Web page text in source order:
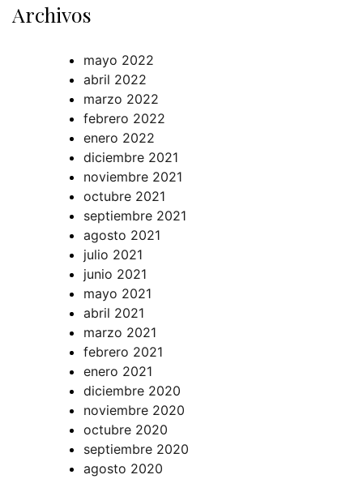
Archivos
mayo 2022
abril 2022
marzo 2022
febrero 2022
enero 2022
diciembre 2021
noviembre 2021
octubre 2021
septiembre 2021
agosto 2021
julio 2021
junio 2021
mayo 2021
abril 2021
marzo 2021
febrero 2021
enero 2021
diciembre 2020
noviembre 2020
octubre 2020
septiembre 2020
agosto 2020